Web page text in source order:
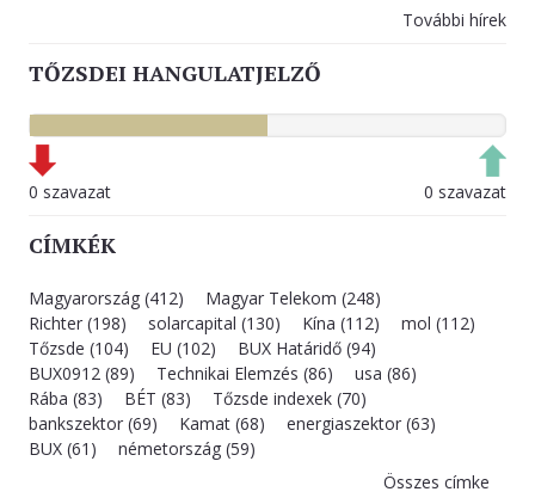
További hírek
TŐZSDEI HANGULATJELZŐ
0 szavazat 0 szavazat
CÍMKÉK
Magyarország (412)
Magyar Telekom (248)
Richter (198)
solarcapital (130) Kína (112)
mol (112)
Tőzsde (104)
EU (102)
BUX Határidő (94)
BUX0912 (89)
Technikai Elemzés (86)
usa (86)
Rába (83)
BÉT (83)
Tőzsde indexek (70)
bankszektor (69)
Kamat (68)
energiaszektor (63)
BUX (61)
németország (59)
Összes címke